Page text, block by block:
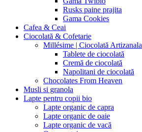
Rusks paine prajita
Gama Cookies
Cafea & Ceai
Ciocolată & Cofetarie
Millésime | Ciocolată Artizanala
Tablete de ciocolată
Cremă de ciocolată
Napolitani de ciocolată
Chocolates From Heaven
Musli si granola
Lapte pentru copii bio
Lapte organic de capra
Lapte organic de oaie
Lapte organic de vacă